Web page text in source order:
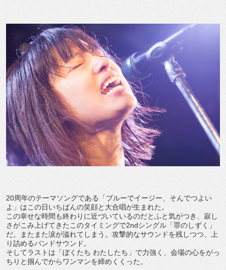
20周年のテーマソングである「ブルーでイージー、そんでつよい
よ」はこの日いちばんの笑顔と大合唱が生まれた。
この幸せな時間も終わりに近づいているのだとふと気がつき、寂し
さがこみ上げてきたこのタイミングで2ndシングル「罪のしずく」
だ。またまた涙が溢れてしまう。攻撃的なサウンドを残しつつ、上
り詰めるバンドサウンド。
そしてラストは「ぼくたち わたしたち」で力強く、会場の心をがっ
ちりと掴んでからワンマンを締めくくった。